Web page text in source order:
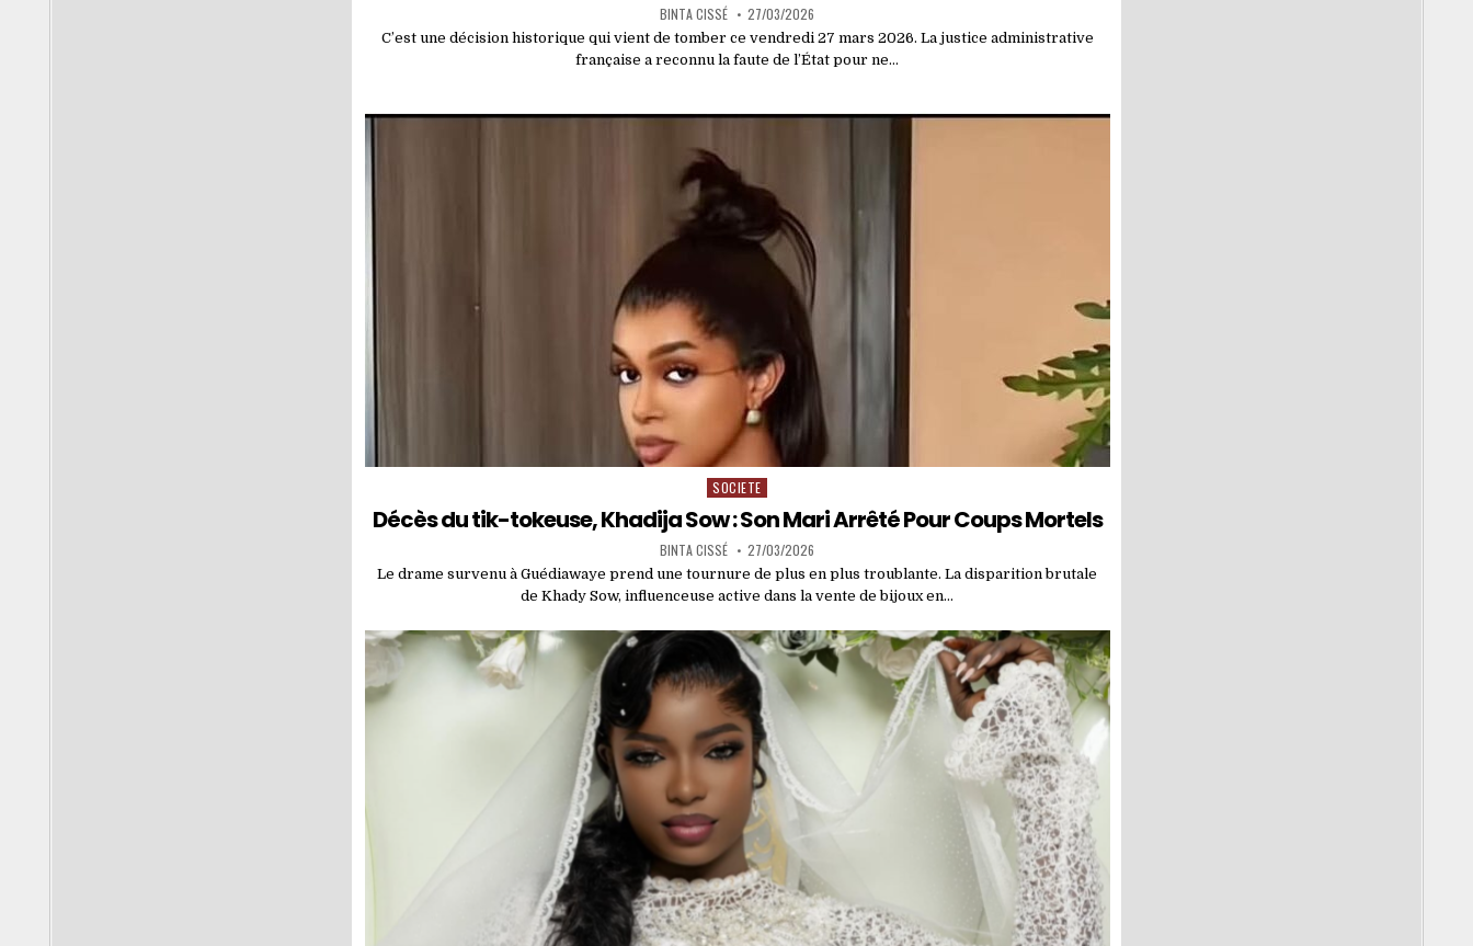
BINTA CISSÉ 27/03/2026
C’est une décision historique qui vient de tomber ce vendredi 27 mars 2026. La justice administrative
française a reconnu la faute de l’État pour ne…
Posted
SOCIETE
Décès du tik-tokeuse, Khadija Sow : Son Mari Arrêté Pour Coups Mortels
BINTA CISSÉ 27/03/2026
Le drame survenu à Guédiawaye prend une tournure de plus en plus troublante. La disparition brutale
de Khady Sow, influenceuse active dans la vente de bijoux en…